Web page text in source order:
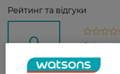
Рейтинг та відгуки
0
З 0 відгуків
0 відгуків